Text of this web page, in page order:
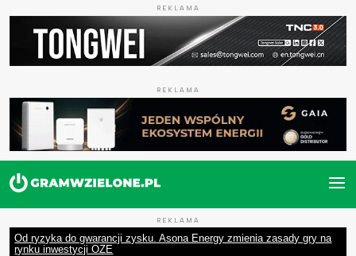
REKLAMA
REKLAMA
REKLAMA
Od ryzyka do gwarancji zysku. Asona Energy zmienia zasady gry na
rynku inwestycji OZE